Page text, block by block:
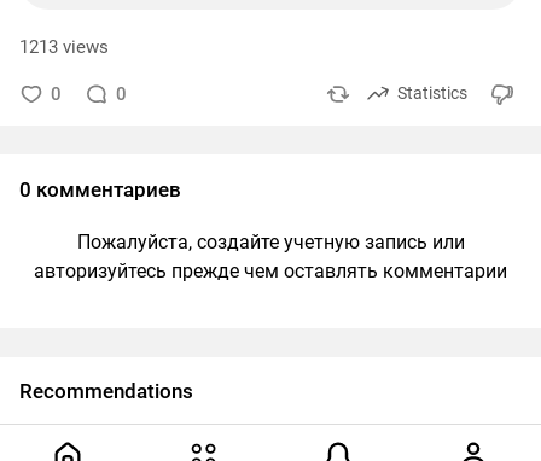
1213 views
0 0 Statistics
0 комментариев
Пожалуйста, создайте учетную запись или
авторизуйтесь прежде чем оставлять комментарии
Recommendations